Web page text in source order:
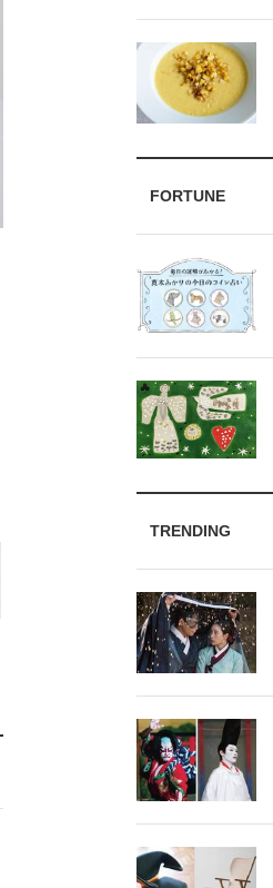
FORTUNE
TRENDING